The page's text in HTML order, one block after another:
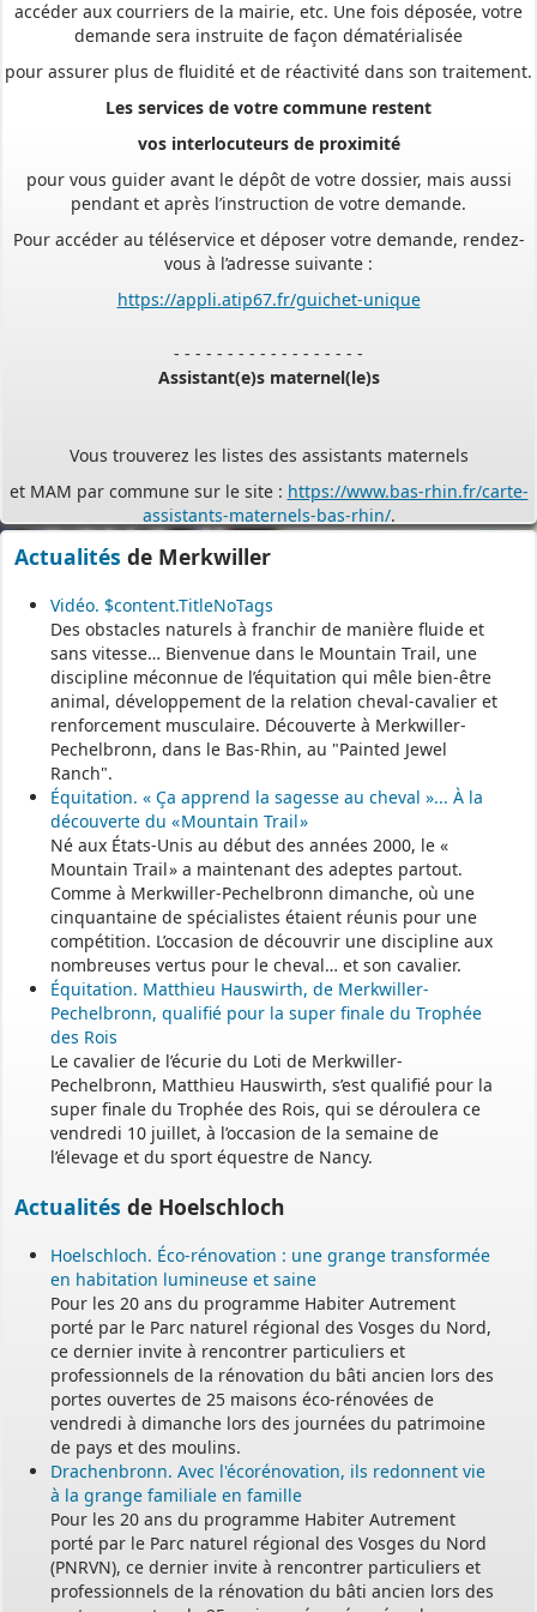
demande sera instruite de façon dématérialisée
pour assurer plus de fluidité et de réactivité dans son traitement.
Les services de votre commune restent
pour vous guider avant le dépôt de votre dossier, mais aussi
pendant et après l’instruction de votre demande.
Pour accéder au téléservice et déposer votre demande, rendez-
vous à l’adresse suivante :
Assistant(e)s maternel(le)s
assistants-maternels-bas-rhin/.
Il est mis à jour tous les vendredis.
Le sitehttps://monenfant.fr/de la CAF présente les disponibilités
- - - - - - - - - - - - - - - - - -
Permanence mairie
Le secrétariat est fermé le samedi matin.
Une permanence est assurée par le maire, sur rendez-vous.
Actualités de Merkwiller
Vidéo. $content.TitleNoTags
Des obstacles naturels à franchir de manière fluide et
sans vitesse… Bienvenue dans le Mountain Trail, une
discipline méconnue de l’équitation qui mêle bien-être
animal, développement de la relation cheval-cavalier et
renforcement musculaire. Découverte à Merkwiller-
Pechelbronn, dans le Bas-Rhin, au "Painted Jewel
Ranch".
Équitation. « Ça apprend la sagesse au cheval »... À la
découverte du « Mountain Trail »
Né aux États-Unis au début des années 2000, le «
Mountain Trail » a maintenant des adeptes partout.
Comme à Merkwiller-Pechelbronn dimanche, où une
cinquantaine de spécialistes étaient réunis pour une
compétition. L’occasion de découvrir une discipline aux
nombreuses vertus pour le cheval… et son cavalier.
Équitation. Matthieu Hauswirth, de Merkwiller-
Pechelbronn, qualifié pour la super finale du Trophée
des Rois
Le cavalier de l’écurie du Loti de Merkwiller-
Pechelbronn, Matthieu Hauswirth, s’est qualifié pour la
super finale du Trophée des Rois, qui se déroulera ce
vendredi 10 juillet, à l’occasion de la semaine de
l’élevage et du sport équestre de Nancy.
Actualités de Hoelschloch
Hoelschloch. Éco-rénovation : une grange transformée
en habitation lumineuse et saine
Pour les 20 ans du programme Habiter Autrement
porté par le Parc naturel régional des Vosges du Nord,
ce dernier invite à rencontrer particuliers et
professionnels de la rénovation du bâti ancien lors des
portes ouvertes de 25 maisons éco-rénovées de
vendredi à dimanche lors des journées du patrimoine
de pays et des moulins.
Drachenbronn. Avec l'écorénovation, ils redonnent vie
à la grange familiale en famille
Pour les 20 ans du programme Habiter Autrement
porté par le Parc naturel régional des Vosges du Nord
(PNRVN), ce dernier invite à rencontrer particuliers et
professionnels de la rénovation du bâti ancien lors des